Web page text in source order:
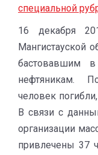
специальной
16 декабря
Мангистауской
бастовавшим
нефтяникам.
человек
В связи с
организации
привлечены 37